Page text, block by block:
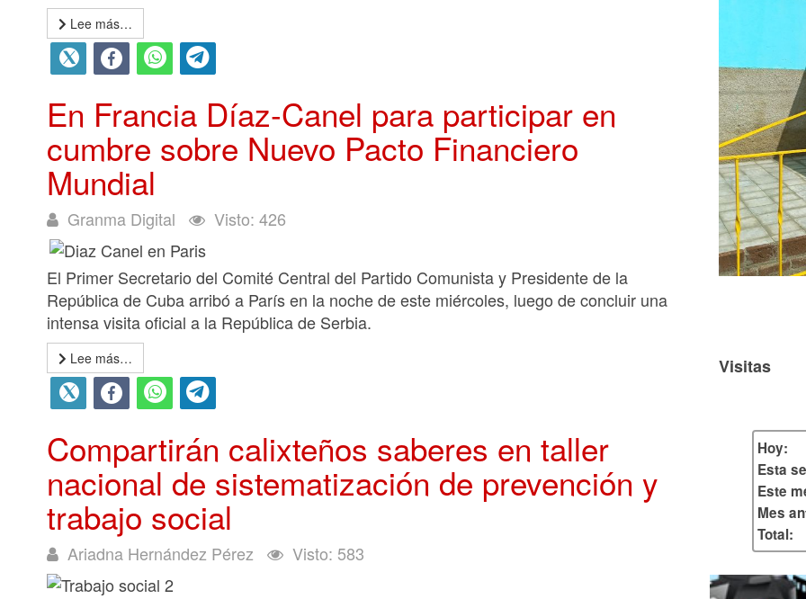
Lee más…
En Francia Díaz-Canel para participar en
cumbre sobre Nuevo Pacto Financiero
Mundial
Granma Digital Visto: 426
El Primer Secretario del Comité Central del Partido Comunista y Presidente de la
República de Cuba arribó a París en la noche de este miércoles, luego de concluir una
intensa visita oficial a la República de Serbia.
Lee más…
Compartirán calixteños saberes en taller
nacional de sistematización de prevención y
trabajo social
Ariadna Hernández Pérez Visto: 583
Visitas
Hoy:
Esta
Este
Mes
Total: